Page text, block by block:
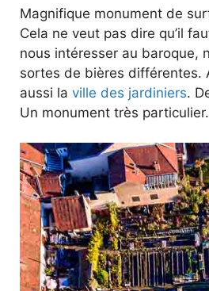
Magnifique monument de
Cela ne veut pas dire qu’il
nous intéresser au baroque,
sortes de bières différentes.
aussi la ville des jardiniers.
Un monument très particulier.